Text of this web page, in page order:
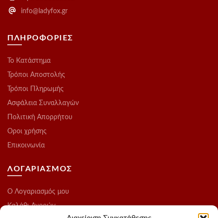
info@ladyfox.gr
ΠΛΗΡΟΦΟΡΙΕΣ
Το Kατάστημα
Τρόποι Αποστολής
Τρόποι Πληρωμής
Ασφάλεια Συναλλαγών
Πολιτική Απορρήτου
Οροι χρήσης
Επικοινωνία
ΛΟΓΑΡΙΑΣΜΟΣ
O Λογαριασμός μου
Καλάθι Αγορών